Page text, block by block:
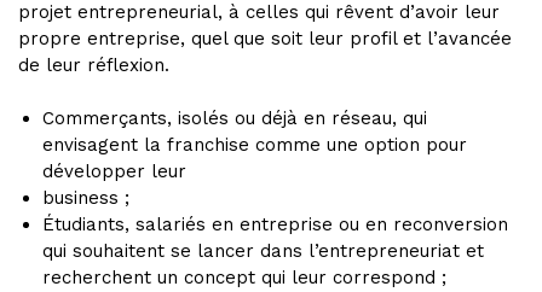
projet entrepreneurial, à celles qui rêvent d’avoir leur
propre entreprise, quel que soit leur profil et l’avancée
de leur réflexion.
Commerçants, isolés ou déjà en réseau, qui
envisagent la franchise comme une option pour
développer leur
business ;
Étudiants, salariés en entreprise ou en reconversion
qui souhaitent se lancer dans l’entrepreneuriat et
recherchent un concept qui leur correspond ;